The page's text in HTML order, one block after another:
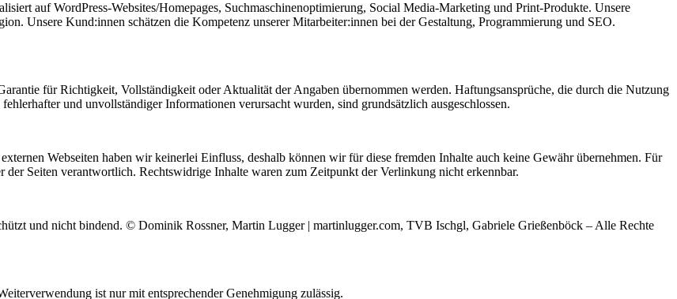
auf WordPress-Websites/Homepages, Suchmaschinenoptimierung, Social Media-Marketing und Print-Produkte. Unsere
Unsere Kund:innen schätzen die Kompetenz unserer Mitarbeiter:innen bei der Gestaltung, Programmierung und SEO.
für Richtigkeit, Vollständigkeit oder Aktualität der Angaben übernommen werden. Haftungsansprüche, die durch die Nutzung
und unvollständiger Informationen verursacht wurden, sind grundsätzlich ausgeschlossen.
Webseiten haben wir keinerlei Einfluss, deshalb können wir für diese fremden Inhalte auch keine Gewähr übernehmen. Für
Seiten verantwortlich. Rechtswidrige Inhalte waren zum Zeitpunkt der Verlinkung nicht erkennbar.
und nicht bindend. © Dominik Rossner, Martin Lugger | martinlugger.com, TVB Ischgl, Gabriele Grießenböck – Alle Rechte
ist nur mit entsprechender Genehmigung zulässig.